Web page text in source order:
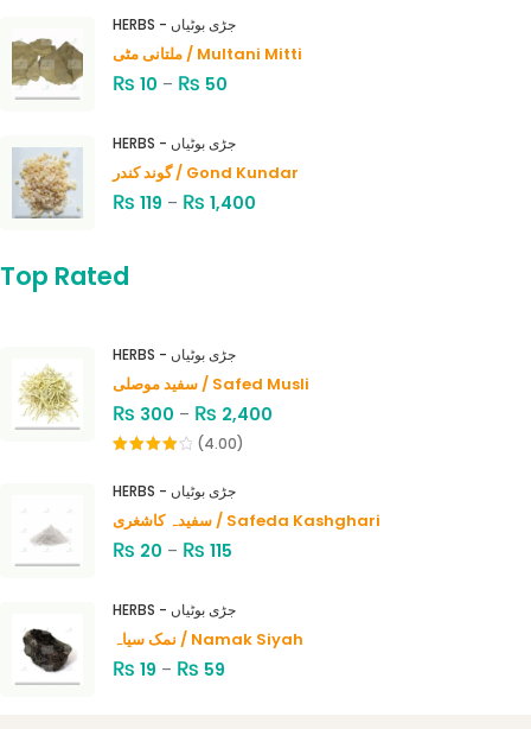
HERBS - جڑی بوٹیاں
ملتانی مٹی / Multani Mitti
₨ 10 – ₨ 50
HERBS - جڑی بوٹیاں
گوند کندر / Gond Kundar
₨ 119 – ₨ 1,400
Top Rated
HERBS - جڑی بوٹیاں
سفید موصلی / Safed Musli
₨ 300 – ₨ 2,400
of 5
(4.00)
HERBS - جڑی بوٹیاں
سفیدہ کاشغری / Safeda Kashghari
₨ 20 – ₨ 115
HERBS - جڑی بوٹیاں
نمک سیاہ / Namak Siyah
₨ 19 – ₨ 59